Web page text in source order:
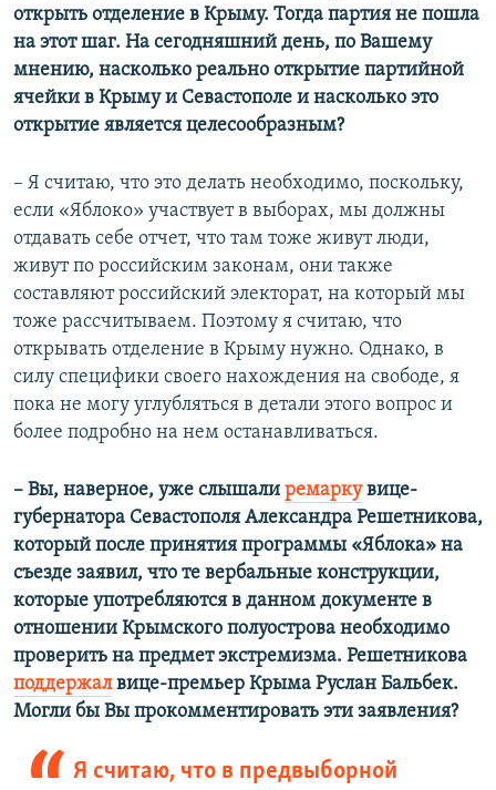
открыть отделение в Крыму. Тогда партия не пошла
на этот шаг. На сегодняшний день, по Вашему
мнению, насколько реально открытие партийной
ячейки в Крыму и Севастополе и насколько это
открытие является целесообразным?
– Я считаю, что это делать необходимо, поскольку,
если «Яблоко» участвует в выборах, мы должны
отдавать себе отчет, что там тоже живут люди,
живут по российским законам, они также
составляют российский электорат, на который мы
тоже рассчитываем. Поэтому я считаю, что
открывать отделение в Крыму нужно. Однако, в
силу специфики своего нахождения на свободе, я
пока не могу углубляться в детали этого вопрос и
более подробно на нем останавливаться.
– Вы, наверное, уже слышали ремаркувице-
губернатора Севастополя Александра Решетникова,
который после принятия программы «Яблока» на
съезде заявил, что те вербальные конструкции,
которые употребляются в данном документе в
отношении Крымского полуострова необходимо
проверить на предмет экстремизма. Решетникова
поддержалвице-премьер Крыма Руслан Бальбек.
Могли бы Вы прокомментировать эти заявления?
Я считаю, что в предвыборной